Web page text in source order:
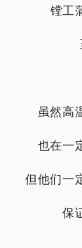
镗工
虽然高
也在一
但他们一
保